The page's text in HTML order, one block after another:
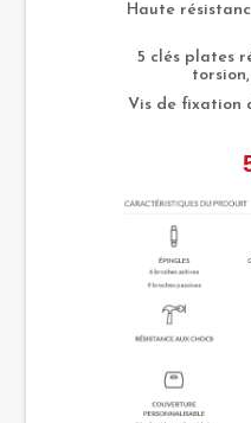
Haute
5 clésplates
Vis de fixation